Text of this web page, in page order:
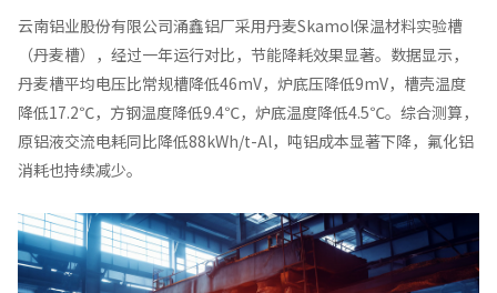
云南铝业股份有限公司涌鑫铝厂采用丹麦Skamol保温材料实验槽
（丹麦槽），经过一年运行对比，节能降耗效果显著。数据显示，
丹麦槽平均电压比常规槽降低46mV，炉底压降低9mV，槽壳温度
降低17.2℃，方钢温度降低9.4℃，炉底温度降低4.5℃。综合测算，
原铝液交流电耗同比降低88kWh/t-Al，吨铝成本显著下降，氟化铝
消耗也持续减少。